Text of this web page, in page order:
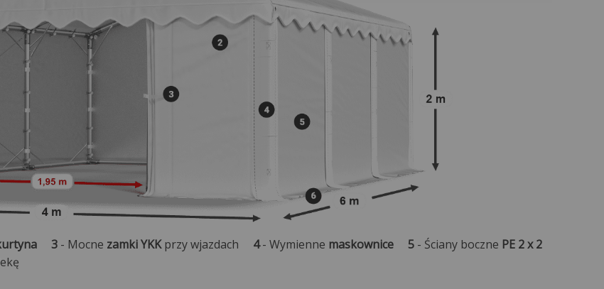
3 - Mocne zamki YKKprzy wjazdach 4- Wymienne maskownice 5 - Ściany boczne PE 2 x 2